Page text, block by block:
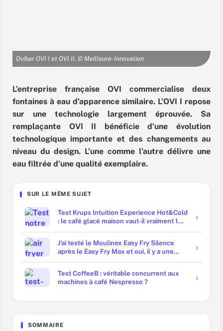
Ovibar OVI I et OVI II. © Meilleure-Innovation
L’entreprise française OVI commercialise deux
fontaines à eau d’apparence similaire. L’OVI I repose
sur une technologie largement éprouvée. Sa
remplaçante OVI II bénéficie d’une évolution
technologique importante et des changements au
niveau du design. L’une comme l’autre délivre une
eau filtrée d’une qualité exemplaire.
SUR LE MÊME SUJET
Test Krups Intuition Experience Hot&Cold
: le café glacé maison vaut-il vraiment 1
J’ai testé le Moulinex Easy Fry Silence
après le Easy Fry Max et oui, il y a une
Test CoffeeB : véritable concurrent aux
machines à café Nespresso ?
SOMMAIRE